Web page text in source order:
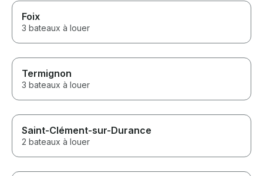
Foix
3 bateaux à louer
Termignon
3 bateaux à louer
Saint-Clément-sur-Durance
2 bateaux à louer